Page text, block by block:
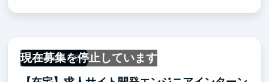
現在募集を停止しています
一部リモート可